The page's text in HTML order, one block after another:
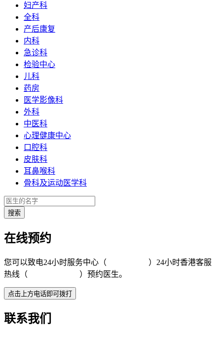
妇产科
全科
产后康复
内科
急诊科
检验中心
儿科
药房
医学影像科
外科
中医科
心理健康中心
口腔科
皮肤科
耳鼻喉科
骨科及运动医学科
在线预约
您可以致电24小时服务中心（
）24小时香港客服
热线（
）预约医生。
联系我们